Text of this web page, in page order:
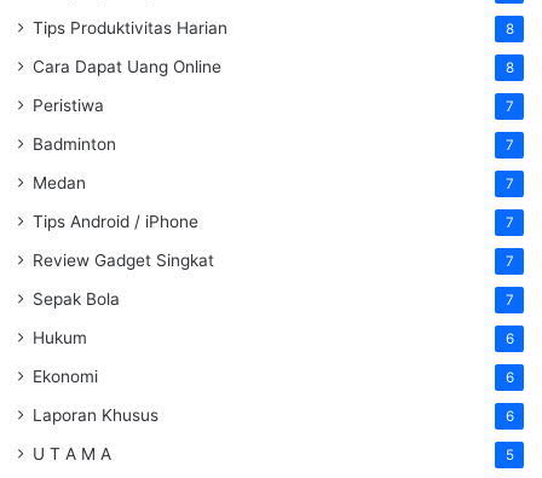
Tips Produktivitas Harian 8
Cara Dapat Uang Online 8
Peristiwa 7
Badminton 7
Medan 7
Tips Android / iPhone 7
Review Gadget Singkat 7
Sepak Bola 7
Hukum 6
Ekonomi 6
Laporan Khusus 6
U T A M A 5